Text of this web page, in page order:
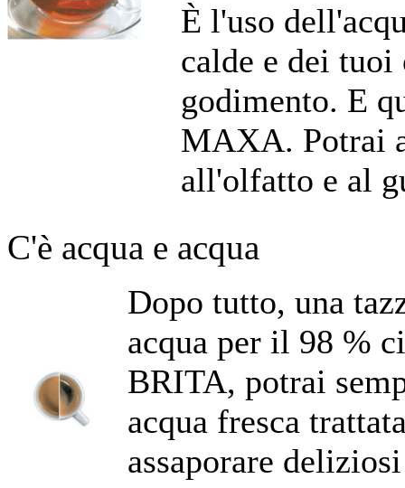
È l'uso
calde e dei
godimento. E
MAXA. Potrai
all'olfatto e al
C'è acqua e acqua
Dopo tutto, una
acqua per il 98 %
BRITA, potrai
acqua fresca
assaporare